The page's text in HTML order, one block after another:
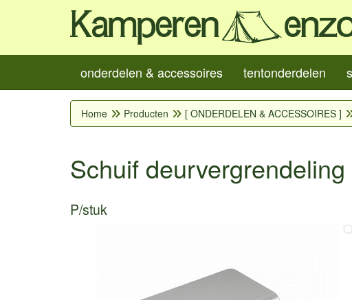
onderdelen & accessoires tentonderdelen
Home Producten [ ONDERDELEN & ACCESSOIRES ]
Schuif
P/stuk